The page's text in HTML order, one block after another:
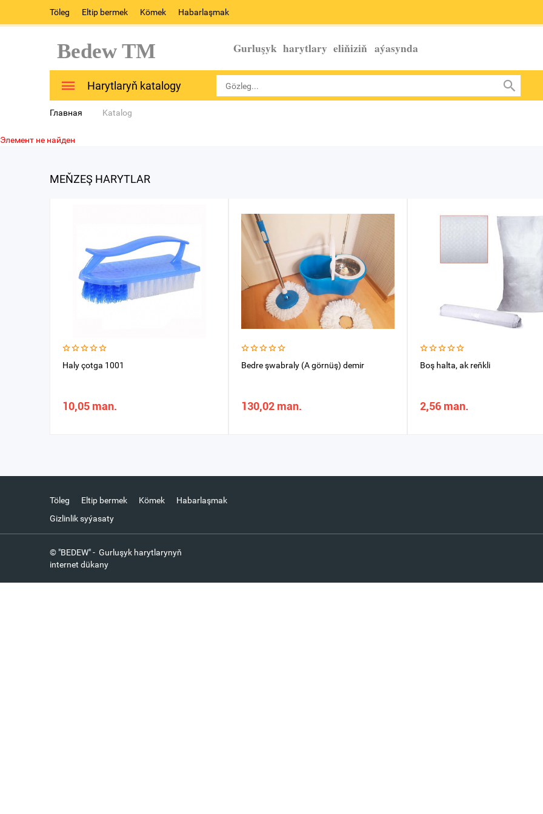
Töleg Eltip bermek Kömek Habarlaşmak
Bedew TM Gurluşyk harytlary eliňiziň aýasynda
Harytlaryň katalogy
Главная Katalog
Элемент не найден
MEŇZEŞ HARYTLAR
Haly çotga 1001
10,05 man.
Bedre şwabraly (A görnüş) demir
130,02 man.
Boş halta, ak reňkli
2,56 man.
Töleg Eltip bermek Kömek
Habarlaşmak
Gizlinlik syýasaty
© "BEDEW" - Gurluşyk harytlarynyň
internet dükany